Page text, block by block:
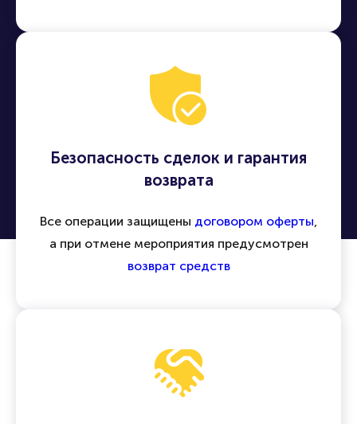
Безопасность сделок и гарантия
возврата
Все операции защищены договором оферты,
а при отмене мероприятия предусмотрен
возврат средств